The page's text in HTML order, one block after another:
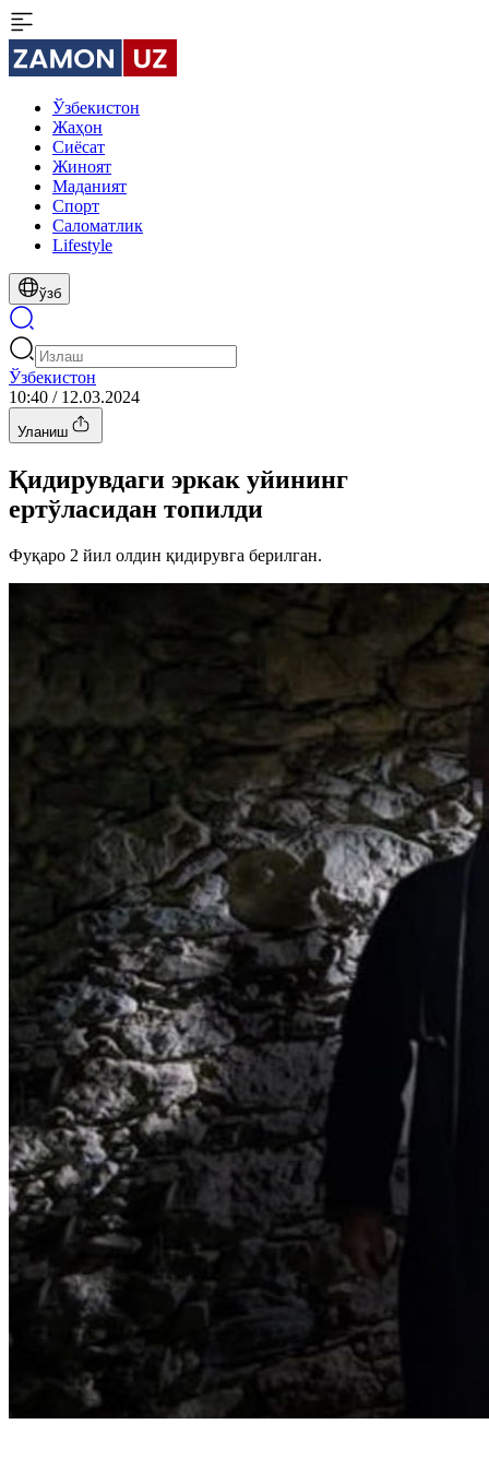
Ўзбекистон
Жаҳон
Сиёсат
Жиноят
Маданият
Спорт
Cаломатлик
Lifestyle
ўзб
Ўзбекистон
10:40 / 12.03.2024
Уланиш
Қидирувдаги эркак уйининг
ертўласидан топилди
Фуқаро 2 йил олдин қидирувга берилган.